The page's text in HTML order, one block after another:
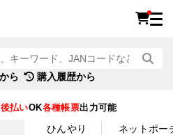
ら 購入履歴から
後払いOK各種帳票出力可能
ひんやり ネットポー